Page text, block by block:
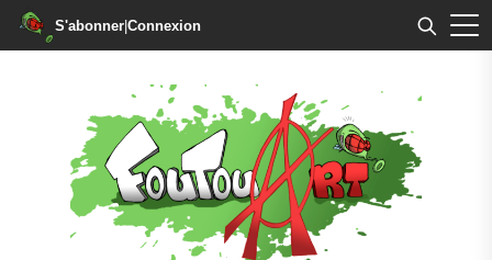
S'abonner|Connexion